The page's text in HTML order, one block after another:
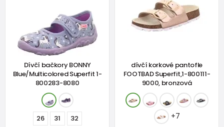
Dívčí bačkory BONNY
Blue/Multicolored Superfit 1-
800283-8080
26 31 32
dívčí korkové pantofle
FOOTBAD Superfit,1-800111-
9000, bronzová
+7